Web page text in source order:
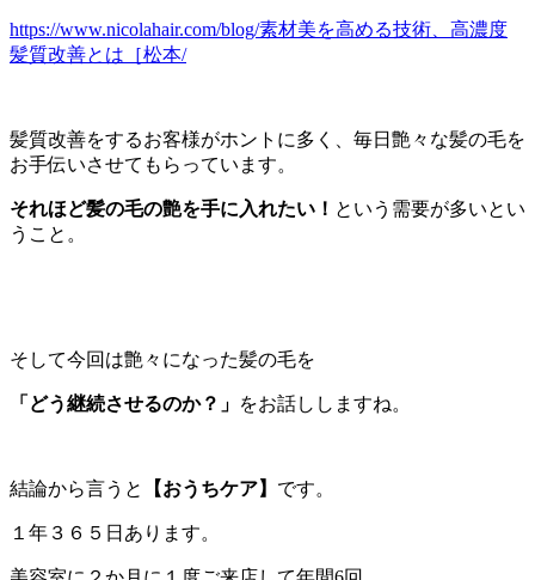
https://www.nicolahair.com/blog/素材美を高める技術、高濃度
髪質改善とは［松本/
髪質改善をするお客様がホントに多く、毎日艶々な髪の毛を
お手伝いさせてもらっています。
それほど髪の毛の艶を手に入れたい！ という需要が多いとい
うこと。
そして今回は艶々になった髪の毛を
「どう継続させるのか？」 をお話ししますね。
結論から言うと 【おうちケア】 です。
１年３６５日あります。